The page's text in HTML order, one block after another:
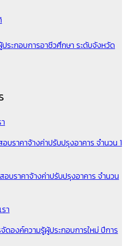
ประกอบการอาชีวศึกษา ระดับจังหวัด
บราคาจ้างค่าปรับปรุงอาคาร จำนวน 1
อบราคาจ้างค่าปรับปรุงอาคาร จำนวน
า
ดองค์ความรู้ผู้ประกอบการใหม่ ปีการ